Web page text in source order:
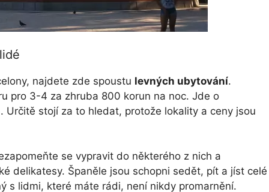
najdete zde spoustu levných ubytování.
pro 3-4 za zhruba 800 korun na noc. Jde o
stojí za to hledat, protože lokality a ceny jsou
se vypravit do některého z nich a
delikatesy. Španěle jsou schopni sedět, pít a jíst celé
s lidmi, které máte rádi, není nikdy promarnění.